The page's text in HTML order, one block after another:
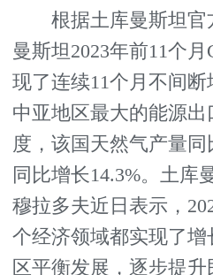
根据土库曼斯坦官
曼斯坦2023年前11个
现了连续11个月不间
中亚地区最大的能源出
度，该国天然气产量同
同比增长14.3%。土库
穆拉多夫近日表示，
个经济领域都实现了
区平衡发展，逐步提升